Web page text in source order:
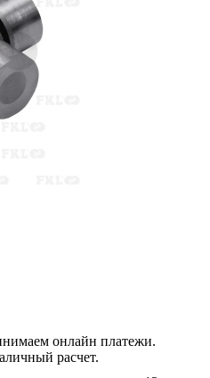
онлайн платежи.
расчет.